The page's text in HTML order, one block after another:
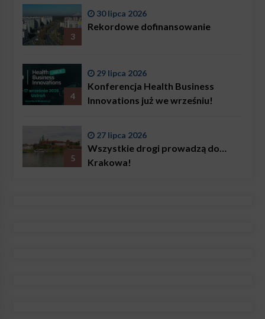
problemem są nie tylko choroby
3
30 lipca 2026
Rekordowe dofinansowanie
4
29 lipca 2026
Konferencja Health Business
Innovations już we wrześniu!
5
27 lipca 2026
Wszystkie drogi prowadzą do…
Krakowa!